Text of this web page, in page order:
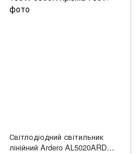
Світлодіодний світильник
лінійний Ardero AL5020ARD